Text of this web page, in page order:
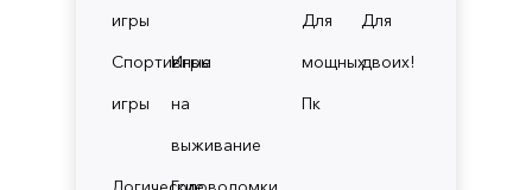
игры
Спортивные
игры
Игры
на
выживание
Для
мощных
Пк
Для
двоих!